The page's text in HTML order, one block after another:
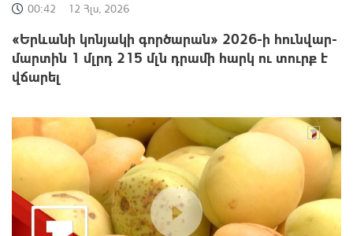
00:42 12 Հլս, 2026
«Երևանի կոնյակի գործարան» 2026-ի հունվար-
մարտին 1 մլրդ 215 մլն դրամի հարկ ու տուրք է
վճարել